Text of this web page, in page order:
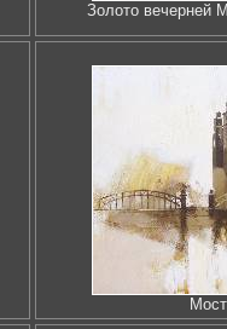
Золото вечерней
Мост